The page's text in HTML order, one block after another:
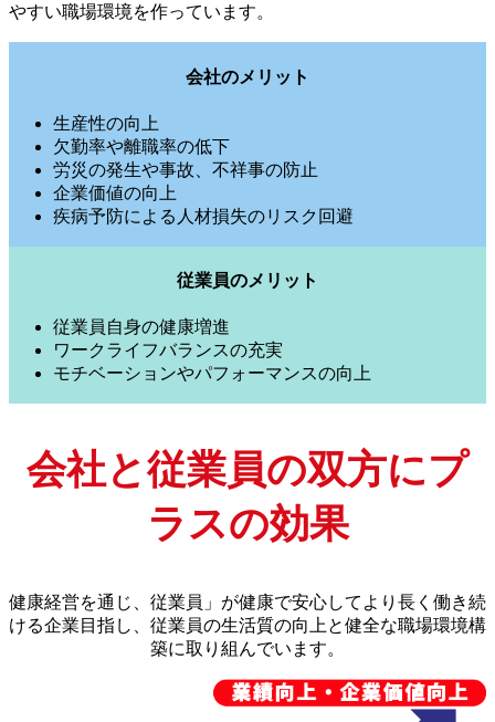
やすい職場環境を作っています。
会社のメリット
生産性の向上
欠勤率や離職率の低下
労災の発生や事故、不祥事の防止
企業価値の向上
疾病予防による人材損失のリスク回避
従業員のメリット
従業員自身の健康増進
ワークライフバランスの充実
モチベーションやパフォーマンスの向上
会社と従業員の双方にプ
ラスの効果
健康経営を通じ、従業員」が健康で安心してより長く働き続
ける企業目指し、従業員の生活質の向上と健全な職場環境構
築に取り組んでいます。